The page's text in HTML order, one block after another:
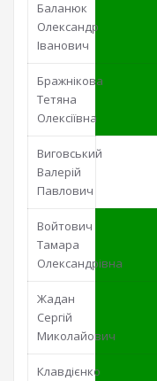
Баланюк
Олександр
Іванович
Бражнікова
Тетяна
Олексіївна
Виговський
Валерій
Павлович
Войтович
Тамара
Олександрівна
Жадан
Сергій
Миколайович
Клавдієнко